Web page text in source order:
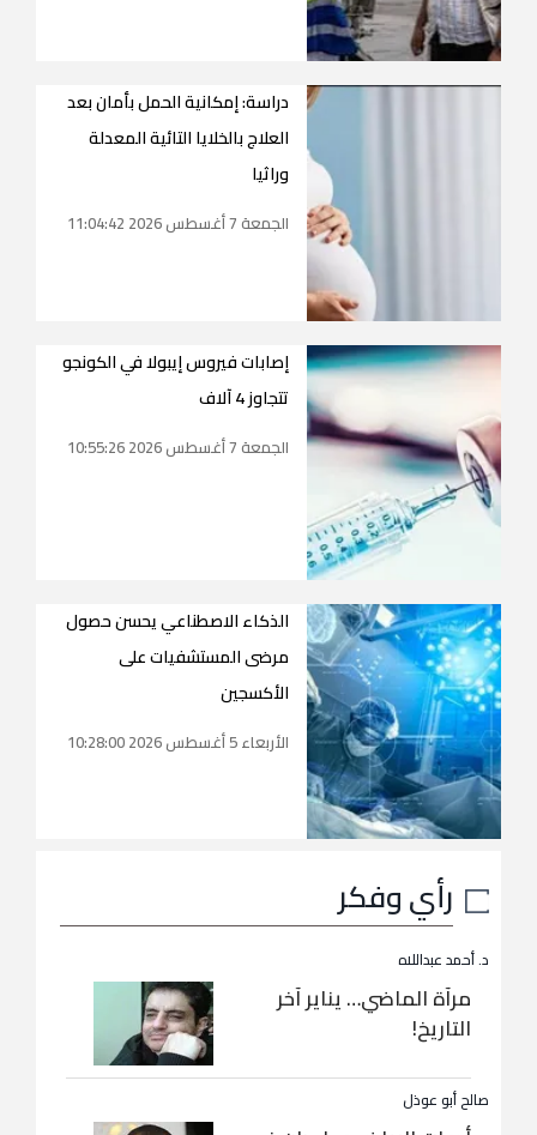
دراسة: إمكانية الحمل بأمان بعد
العلاج بالخلايا التائية المعدلة
وراثيا
الجمعة 7 أغسطس 2026 11:04:42
إصابات فيروس إيبولا في الكونجو
تتجاوز 4 آلاف
الجمعة 7 أغسطس 2026 10:55:26
الذكاء الاصطناعي يحسن حصول
مرضى المستشفيات على
الأكسجين
الأربعاء 5 أغسطس 2026 10:28:00
رأي وفكر
د. أحمد عبداللاه
مرآة الماضي… يناير آخر
التاريخ!
صالح أبو عوذل